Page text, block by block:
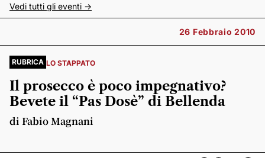
Vedi tutti gli eventi ->
26 Febbraio 2010
RUBRICA LO STAPPATO
Il prosecco è poco impegnativo?
Bevete il “Pas Dosè” di Bellenda
di Fabio Magnani